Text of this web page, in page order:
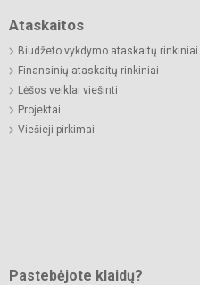
Ataskaitos
Biudžeto vykdymo ataskaitų rinkiniai
Finansinių ataskaitų rinkiniai
Lėšos veiklai viešinti
Projektai
Viešieji pirkimai
Pastebėjote klaidų?